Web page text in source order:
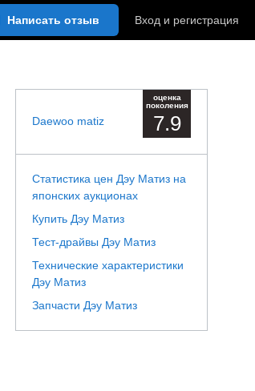
Написать отзыв Вход и регистрация
Daewoo matiz
оценка
поколения
7.9
Статистика цен Дэу Матиз на
японских аукционах
Купить Дэу Матиз
Тест-драйвы Дэу Матиз
Технические характеристики
Дэу Матиз
Запчасти Дэу Матиз